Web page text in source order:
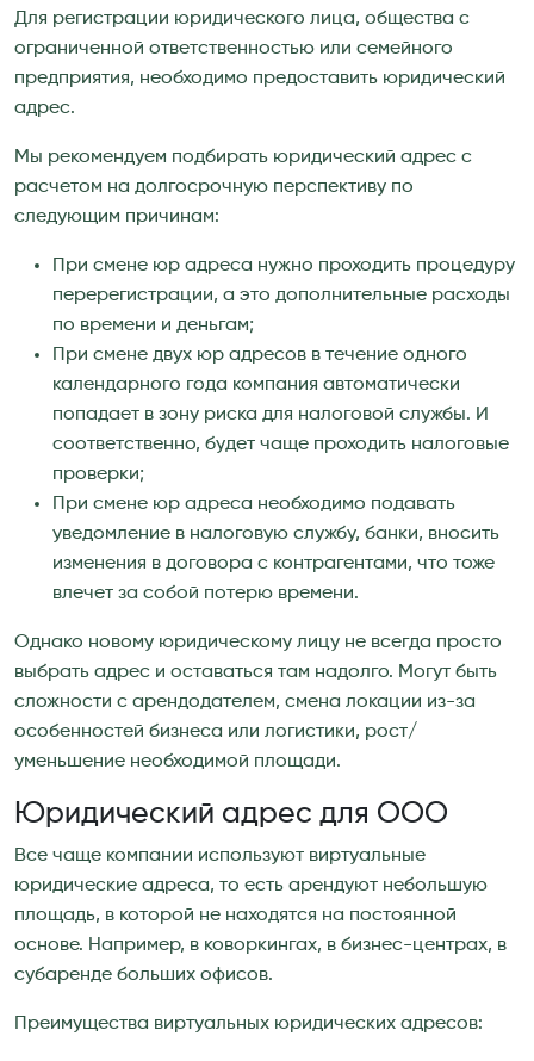
Для регистрации юридического лица, общества с
ограниченной ответственностью или семейного
предприятия, необходимо предоставить юридический
адрес.
Мы рекомендуем подбирать юридический адрес с
расчетом на долгосрочную перспективу по
следующим причинам:
При смене юр адреса нужно проходить процедуру
перерегистрации, а это дополнительные расходы
по времени и деньгам;
При смене двух юр адресов в течение одного
календарного года компания автоматически
попадает в зону риска для налоговой службы. И
соответственно, будет чаще проходить налоговые
проверки;
При смене юр адреса необходимо подавать
уведомление в налоговую службу, банки, вносить
изменения в договора с контрагентами, что тоже
влечет за собой потерю времени.
Однако новому юридическому лицу не всегда просто
выбрать адрес и оставаться там надолго. Могут быть
сложности с арендодателем, смена локации из-за
особенностей бизнеса или логистики, рост/
уменьшение необходимой площади.
Юридический адрес для ООО
Все чаще компании используют виртуальные
юридические адреса, то есть арендуют небольшую
площадь, в которой не находятся на постоянной
основе. Например, в коворкингах, в бизнес-центрах, в
субаренде больших офисов.
Преимущества виртуальных юридических адресов: